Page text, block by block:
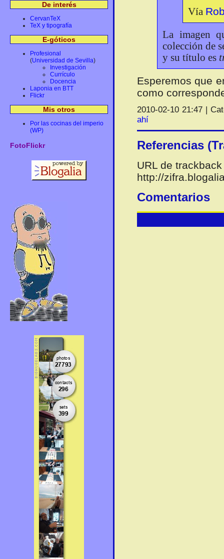
Vía
La imagen
colección de
y su título es
Esperemos que
como
2010-02-10 21:47 |
ahí
Referencias
URL de
http://
Comentarios
De interés
CervanTeX
TeX y tipografía
E-góticos
Profesional
(Universidad de Sevilla)
Investigación
Currículo
Docencia
Laponia en BTT
Flickr
Mis otros
Por las cocinas del imperio
(WP)
FotoFlickr